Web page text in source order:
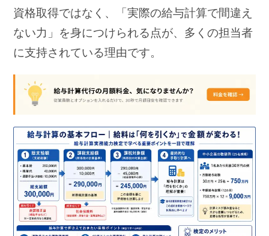
資格取得ではなく、「実際の給与計算で間違え
ない力」を身につけられる点が、多くの担当者
に支持されている理由です。